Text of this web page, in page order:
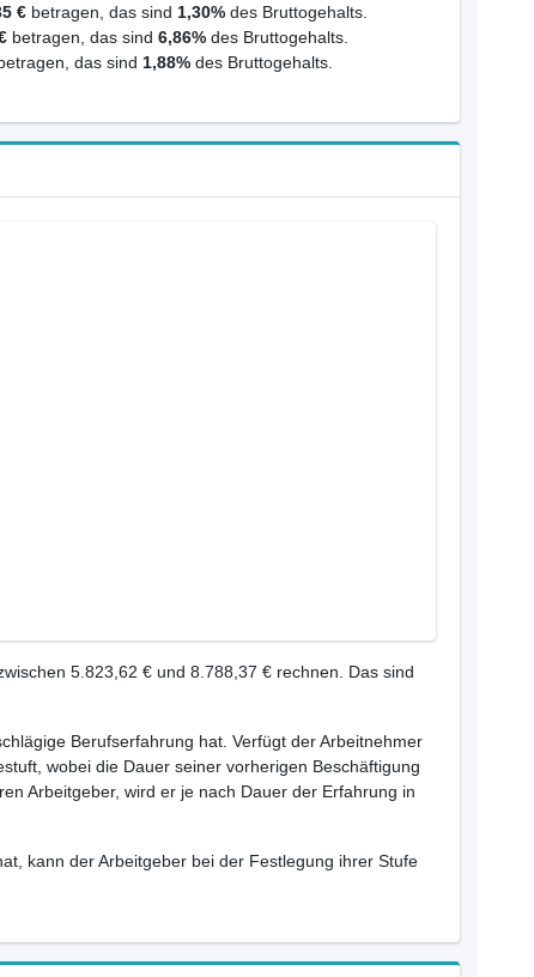
€betragen, das sind 1,30%des Bruttogehalts.
betragen, das sind 6,86%des Bruttogehalts.
das sind 1,88%des Bruttogehalts.
5.823,62 € und 8.788,37 € rechnen. Das sind
Berufserfahrung hat. Verfügt der Arbeitnehmer
wobei die Dauer seiner vorherigen Beschäftigung
Arbeitgeber, wird er je nach Dauer der Erfahrung in
kann der Arbeitgeber bei der Festlegung ihrer Stufe